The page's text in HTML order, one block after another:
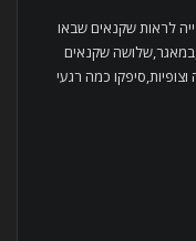
לראות שקנאים שבאו
שקנאים
כמה רגעי